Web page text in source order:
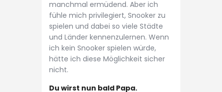
manchmal ermüdend. Aber ich
fühle mich privilegiert, Snooker zu
spielen und dabei so viele Städte
und Länder kennenzulernen. Wenn
ich kein Snooker spielen würde,
hätte ich diese Möglichkeit sicher
nicht.
Du wirst nun bald Papa.